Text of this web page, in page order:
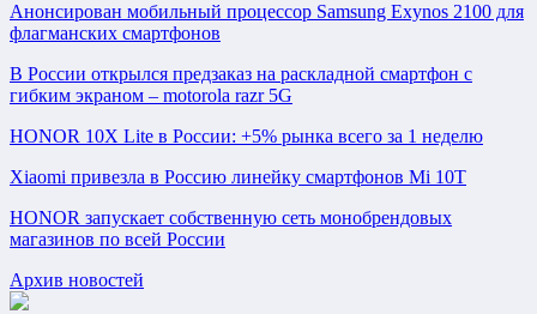
Анонсирован мобильный процессор Samsung Exynos 2100 для
флагманских смартфонов
В России открылся предзаказ на раскладной смартфон с
гибким экраном – motorola razr 5G
HONOR 10X Lite в России: +5% рынка всего за 1 неделю
Xiaomi привезла в Россию линейку смартфонов Mi 10T
HONOR запускает собственную сеть монобрендовых
магазинов по всей России
Архив новостей